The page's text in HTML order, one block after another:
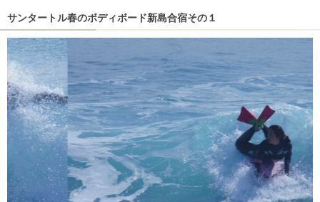
サンタートル春のボディボード新島合宿その１